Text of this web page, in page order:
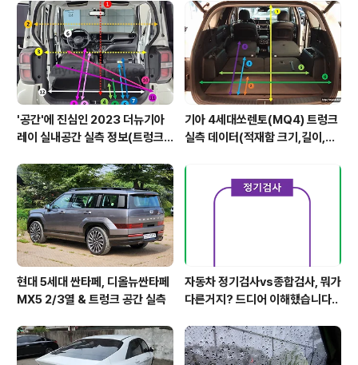
'공간'에 진심인 2023 더뉴기아
레이 실내공간 실측 정보(트렁크,
기아 4세대쏘렌토(MQ4) 트렁크
실측 데이터(적재함 크기,길이,높
현대 5세대 싼타페, 디올뉴싼타페
MX5 2/3열 & 트렁크 공간 실측
자동차 정기검사vs종합검사, 뭐가
다른거지? 드디어 이해했습니다..